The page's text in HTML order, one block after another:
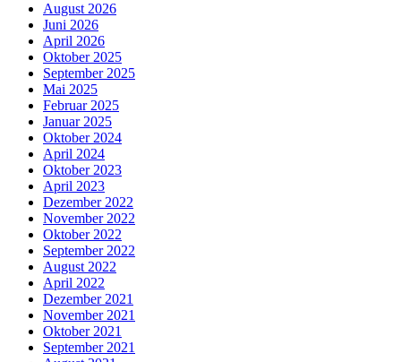
August 2026
Juni 2026
April 2026
Oktober 2025
September 2025
Mai 2025
Februar 2025
Januar 2025
Oktober 2024
April 2024
Oktober 2023
April 2023
Dezember 2022
November 2022
Oktober 2022
September 2022
August 2022
April 2022
Dezember 2021
November 2021
Oktober 2021
September 2021